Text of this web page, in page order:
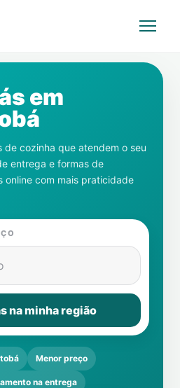
em
cozinha que atendem o seu
entrega e formas de
online com mais praticidade
na minha região
Menor preço
na entrega